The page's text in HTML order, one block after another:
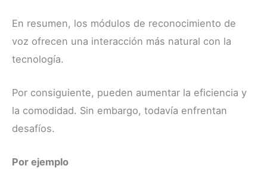
En resumen, los módulos de reconocimiento de
voz ofrecen una interacción más natural con la
tecnología.
Por consiguiente, pueden aumentar la eficiencia y
la comodidad. Sin embargo, todavía enfrentan
desafíos.
Por ejemplo